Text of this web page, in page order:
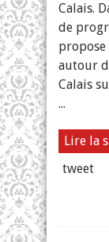
Calais.
de
propose
autour
Calais
...
Lire la
tweet